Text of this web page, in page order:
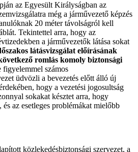
az Egyesült Királyságban az
még a járművezető képzés
20 méter távolságról kell
Tekintettel arra, hogy az
a járművezetők látása sokat
látásvizsgálat előírásának
romlás komoly biztonsági
figyelemmel számos
üdvözli a bevezetés előtt álló új
hogy a vezetési jogosultság
sokakat késztet arra, hogy
és az esetleges problémákat mielőbb
közlekedésbiztonsági szervezet, a